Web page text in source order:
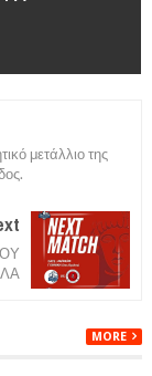
μετάλλιο της
MORE